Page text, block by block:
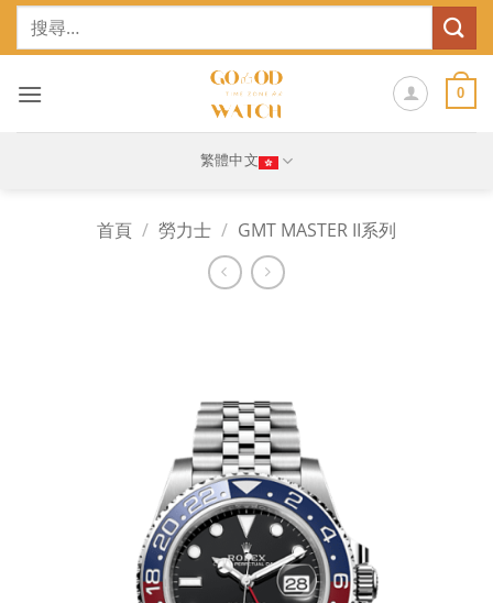
Skip
鍵
0
繁體中文
首頁 / 勞力士 / GMT MASTER II系列